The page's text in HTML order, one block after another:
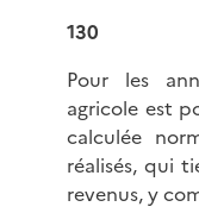
130
Pour les
agricole est
calculée
réalisés, qui
revenus, y